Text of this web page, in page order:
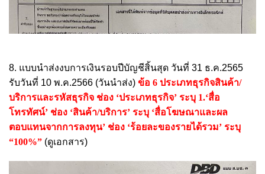
8. แบบนำส่งงบการเงินรอบปีบัญชีสิ้นสุด วันที่ 31 ธ.ค.2565
รับวันที่ 10 พ.ค.2566 (วันนำส่ง) ข้อ 6 ประเภทธุรกิจสินค้า/
บริการและรหัสธุรกิจ ช่อง ‘ประเภทธุรกิจ’ ระบุ 1.‘สื่อ
โทรทัศน์’ ช่อง ‘สินค้า/บริการ’ ระบุ ‘สื่อโฆษณาและผล
ตอบแทนจากการลงทุน’ ช่อง ‘ร้อยละของรายได้รวม’ ระบุ
“100%” (ดูเอกสาร)